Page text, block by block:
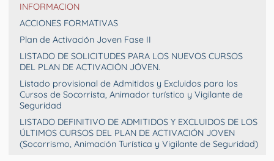
INFORMACION
ACCIONES FORMATIVAS
Plan de Activación Joven Fase II
LISTADO DE SOLICITUDES PARA LOS NUEVOS CURSOS
DEL PLAN DE ACTIVACIÓN JÓVEN.
Listado provisional de Admitidos y Excluidos para los
Cursos de Socorrista, Animador turístico y Vigilante de
Seguridad
LISTADO DEFINITIVO DE ADMITIDOS Y EXCLUIDOS DE LOS
ÚLTIMOS CURSOS DEL PLAN DE ACTIVACIÓN JOVEN
(Socorrismo, Animación Turística y Vigilante de Seguridad)